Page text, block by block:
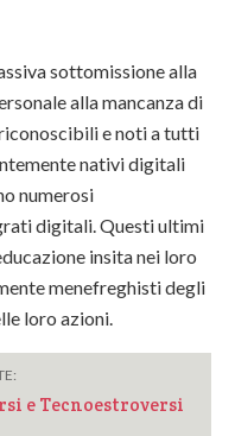
sottomissione alla
alla mancanza di
e noti a tutti
nativi digitali
numerosi
digitali. Questi ultimi
insita nei loro
menefreghisti degli
loro azioni.
e Tecnoestroversi